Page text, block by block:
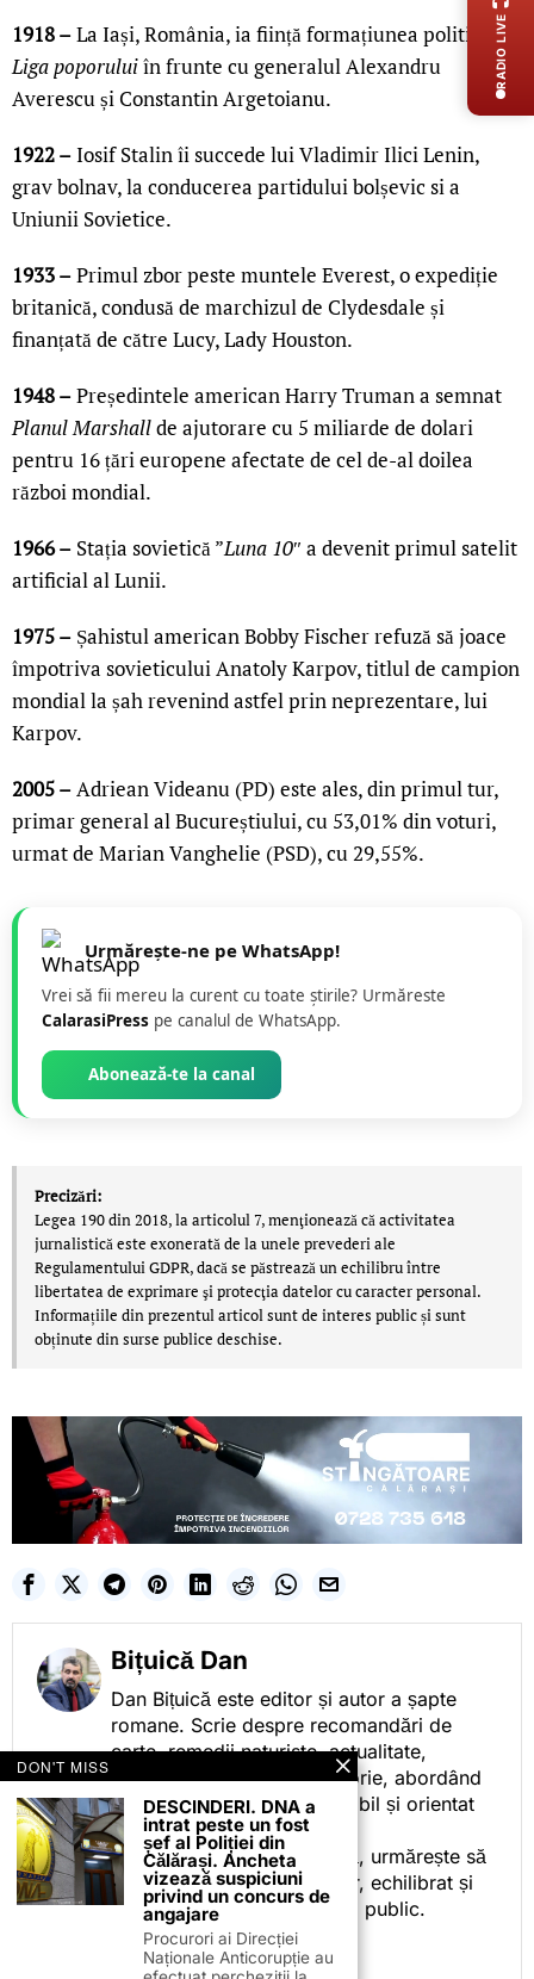
1918 –La Iași, România, ia ființă formațiunea politică
Liga poporuluiîn frunte cu generalul Alexandru
Averescu și Constantin Argetoianu.
1922 –Iosif Stalin îi succede lui Vladimir Ilici Lenin,
grav bolnav, la conducerea partidului bolșevic si a
Uniunii Sovietice.
1933 –Primul zbor peste muntele Everest, o expediție
britanică, condusă de marchizul de Clydesdale și
finanțată de către Lucy, Lady Houston.
1948 –Președintele american Harry Truman a semnat
Planul Marshallde ajutorare cu 5 miliarde de dolari
pentru 16 țări europene afectate de cel de-al doilea
război mondial.
1966 – Stația sovietică ”Luna 10″ a devenit primul satelit
artificial al Lunii.
1975 – Șahistul american Bobby Fischer refuză să joace
împotriva sovieticului Anatoly Karpov, titlul de campion
mondial la șah revenind astfel prin neprezentare, lui
Karpov.
2005 –Adriean Videanu (PD) este ales, din primul tur,
primar general al Bucureștiului, cu 53,01% din voturi,
urmat de Marian Vanghelie (PSD), cu 29,55%.
Urmărește-ne pe WhatsApp!
Vrei să fii mereu la curent cu toate știrile? Urmăreste
CalarasiPress pe canalul de WhatsApp.
Abonează-te la canal
Precizări:
Legea 190 din 2018, la articolul 7, menţionează că activitatea
jurnalistică este exonerată de la unele prevederi ale
Regulamentului GDPR, dacă se păstrează un echilibru între
libertatea de exprimare şi protecţia datelor cu caracter personal.
Informațiile din prezentul articol sunt de interes public și sunt
obținute din surse publice deschise.
Bițuică Dan
Dan Bițuică este editor și autor a șapte
romane. Scrie despre recomandări de
carte, remedii naturiste, actualitate,
cotidian politic, sport și istorie, abordând
subiectele într-un stil accesibil și orientat
spre informare.
Prin activitatea sa editorială, urmărește să
ofere cititorilor conținut clar, echilibrat și
relevant, adaptat interesului public.
RADIO LIVE
DON'T MISS
DESCINDERI. DNA a
intrat peste un fost
șef al Poliției din
Călărași. Ancheta
vizează suspiciuni
privind un concurs de
angajare
Procurori ai Direcției
Naționale Anticorupție au